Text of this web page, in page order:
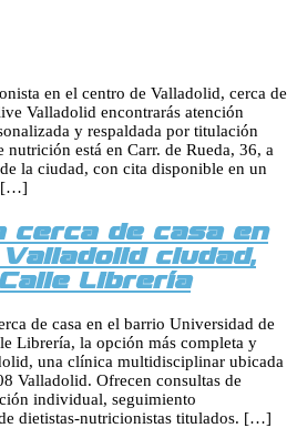
en el centro de Valladolid, cerca de
Valladolid encontrarás atención
y respaldada por titulación
está en Carr. de Rueda, 36, a
la ciudad, con cita disponible en un
[…]
de casa en
ciudad,
Librería
de casa en el barrio Universidad de
Librería, la opción más completa y
una clínica multidisciplinar ubicada
Valladolid. Ofrecen consultas de
individual, seguimiento
dietistas-nutricionistas titulados. […]